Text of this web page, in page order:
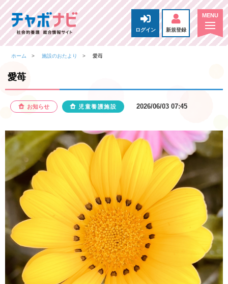
ログイン 新規登録
ホーム 施設のおたより 愛苺
愛苺
お知らせ 児童養護施設 2026/06/03 07:45